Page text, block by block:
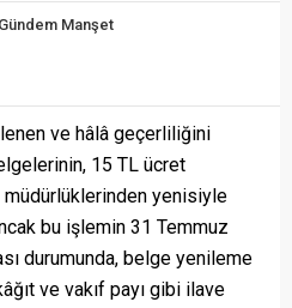
Gündem Manşet
ve hâlâ geçerliliğini
15 TL ücret
müdürlüklerinden yenisiyle
bu işlemin 31 Temmuz
durumunda, belge yenileme
ve vakıf payı gibi ilave